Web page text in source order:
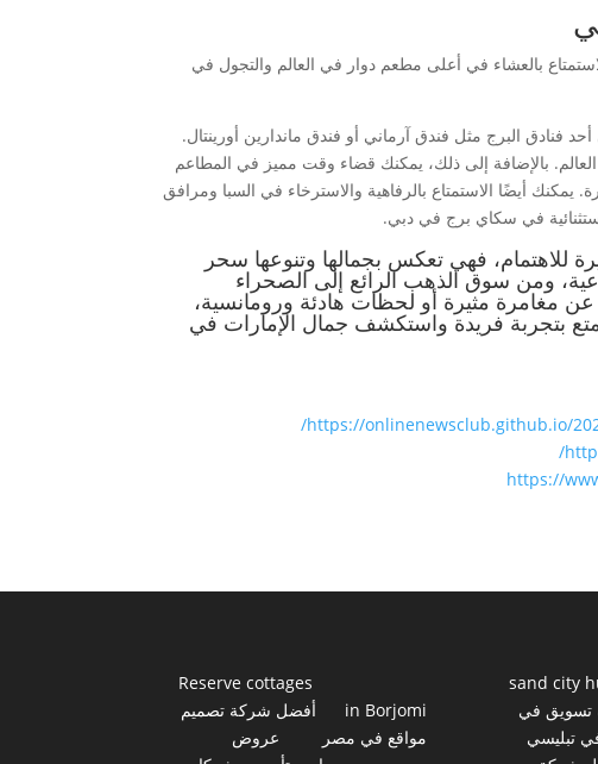
بالعشاء في أعلى مطعم دوار في العالم والتجول في
البرج مثل فندق آرماني أو فندق ماندارين أورينتال.
بالإضافة إلى ذلك، يمكنك قضاء وقت مميز في المطاعم
يمكنك أيضًا الاستمتاع بالرفاهية والاسترخاء في السبا ومرافق
في سكاي برج في دبي.
للاهتمام، فهي تعكس بجمالها وتنوعها سحر
ومن سوق الذهب الرائع إلى الصحراء
مغامرة مثيرة أو لحظات هادئة ورومانسية،
بتجربة فريدة واستكشف جمال الإمارات في
https://onlinenewsclub.github.io/
https://
Reserve cottages
in Borjomi
أفضل شركة تصميم
مواقع في مصر
عروض
sand city
في
تبليسي